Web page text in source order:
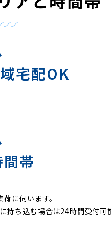
宅配OK
帯
に伺います。
持ち込む場合は24時間受付可